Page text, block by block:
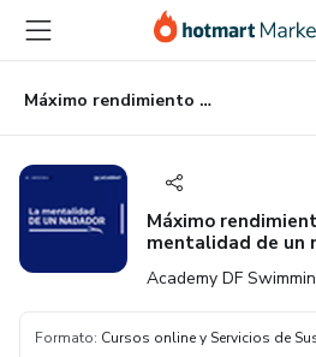
principal
página
de
página
Máximo rendimiento desde dentro - La mentalidad de un nadador
Máximo
mentalidad de un
Academy DF
Formato: Cursos online y Servicios de